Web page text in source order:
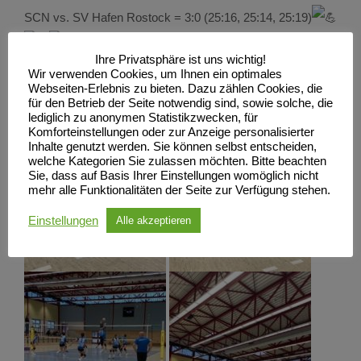
SCN vs. SV Hafen Rostock = 3:0 (25:16, 25:14, 25:19)
https://www.vmv24.de/…/tabelle/VerbandsligaFrauen.html
Ihre Privatsphäre ist uns wichtig!
Wir verwenden Cookies, um Ihnen ein optimales
Webseiten-Erlebnis zu bieten. Dazu zählen Cookies, die
für den Betrieb der Seite notwendig sind, sowie solche, die
lediglich zu anonymen Statistikzwecken, für
Komforteinstellungen oder zur Anzeige personalisierter
Inhalte genutzt werden. Sie können selbst entscheiden,
welche Kategorien Sie zulassen möchten. Bitte beachten
Sie, dass auf Basis Ihrer Einstellungen womöglich nicht
mehr alle Funktionalitäten der Seite zur Verfügung stehen.
Einstellungen Alle akzeptieren